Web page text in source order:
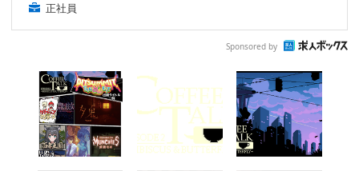
正社員
Sponsored by